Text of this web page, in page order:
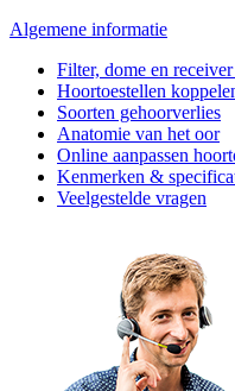
Algemene informatie
Filter, dome en
Hoortoestellen
Soorten gehoorverlies
Anatomie van het oor
Online aanpassen
Kenmerken &
Veelgestelde vragen